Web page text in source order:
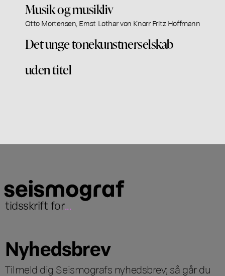
Musik og musikliv
Otto Mortensen, Ernst Lothar von Knorr Fritz Hoffmann
Det unge tonekunstnerselskab
uden titel
tidsskrift for...
Nyhedsbrev
Tilmeld dig Seismografs nyhedsbrev; så går du